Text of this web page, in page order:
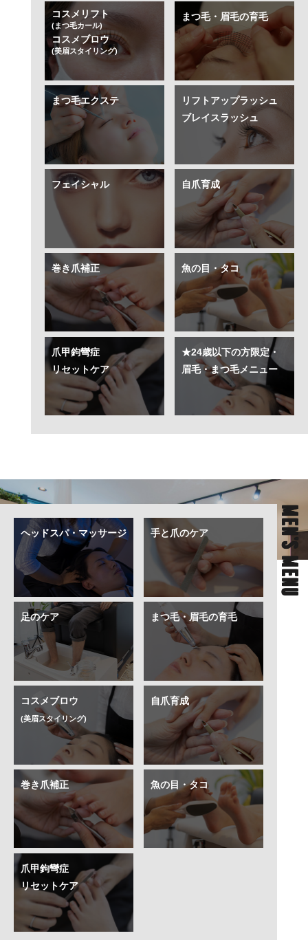
コスメリフト
(まつ毛カール)
コスメブロウ
(美眉スタイリング)
まつ毛・眉毛の育毛
まつ毛エクステ
リフトアップラッシュ
ブレイスラッシュ
フェイシャル 自爪育成
巻き爪補正 魚の目・タコ
爪甲鉤彎症
リセットケア
★24歳以下の方限定・
眉毛・まつ毛メニュー
ヘッドスパ・マッサージ 手と爪のケア
足のケア まつ毛・眉毛の育毛
コスメブロウ
(美眉スタイリング)
自爪育成
巻き爪補正 魚の目・タコ
爪甲鉤彎症
リセットケア
MEN’S MENU